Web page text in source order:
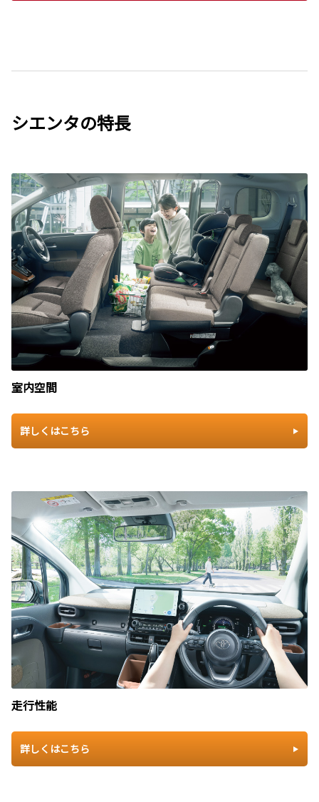
シエンタの特長
室内空間
詳しくはこちら
走行性能
詳しくはこちら